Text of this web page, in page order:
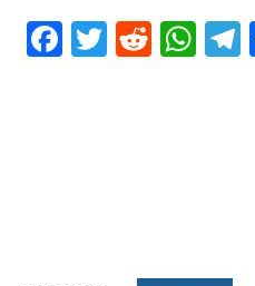
Facebook
Twitter
Reddit